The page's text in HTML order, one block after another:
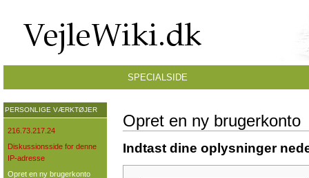
Opret en ny brugerkonto
Indtast dine oplysninger
SPECIALSIDE
PERSONLIGE VÆRKTØJER
216.73.217.24
Diskussionsside for denne
IP-adresse
Opret en ny brugerkonto